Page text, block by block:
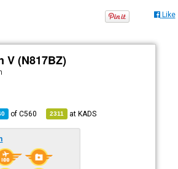
Like
V (N817BZ)
ofC560 2311 atKADS